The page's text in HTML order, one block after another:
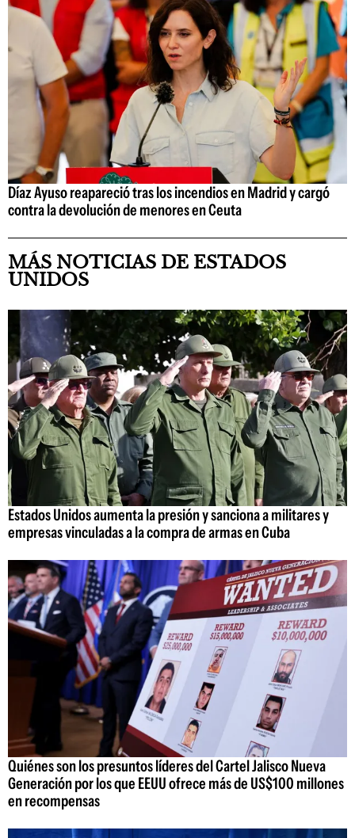
Díaz Ayuso reapareció tras los incendios en Madrid y cargó
contra la devolución de menores en Ceuta
MÁS NOTICIAS DE ESTADOS
UNIDOS
Estados Unidos aumenta la presión y sanciona a militares y
empresas vinculadas a la compra de armas en Cuba
Quiénes son los presuntos líderes del Cartel Jalisco Nueva
Generación por los que EEUU ofrece más de US$100 millones
en recompensas